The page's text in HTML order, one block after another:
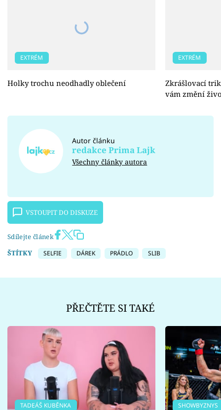
EXTRÉM
Holky trochu neodhadly oblečení
EXTRÉM
Zkrášlovací
vám změní
Autor článku
redakce Prima Lajk
Všechny články autora
VSTOUPIT DO DISKUZE
Sdílejte článek
ŠTÍTKY
SELFIE DÁREK PRÁDLO SLIB
PŘEČTĚTE SI TAKÉ
TADEÁŠ KUBĚNKA SHOWBYZNYS